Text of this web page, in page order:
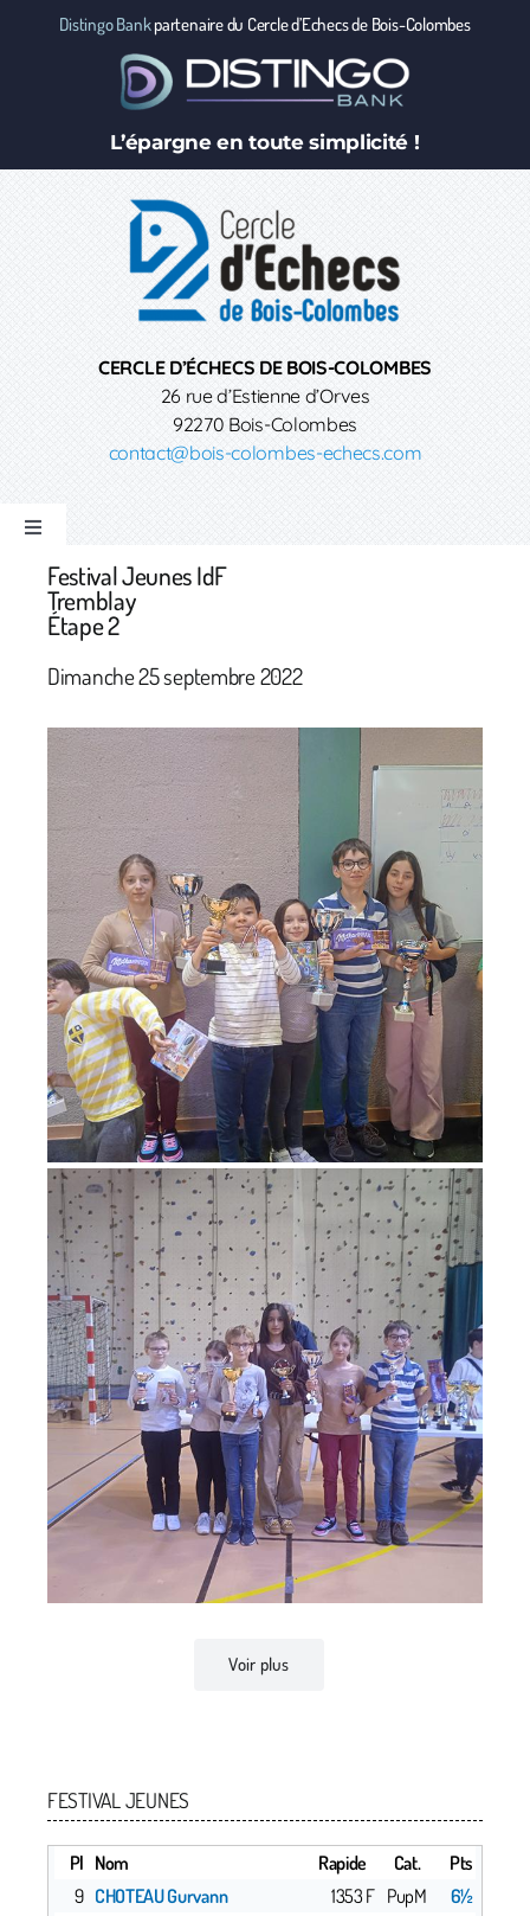
Distingo Bankpartenaire du Cercle d’Echecs de Bois-Colombes
L’épargne en toute simplicité !
CERCLE D’ÉCHECS DE BOIS-COLOMBES
26 rue d’Estienne d’Orves
92270 Bois-Colombes
contact@bois-colombes-echecs.com
Toggle
Navigation
Accueil
Le Club
Nous rejoindre
Compétitions
Tournois Pizzas
Festival Jeunes IdF
Tremblay
Étape 2
Dimanche 25 septembre 2022
Voir plus
FESTIVAL JEUNES
Pl Nom Rapide Cat.
Pts
9 CHOTEAU Gurvann 1353 F PupM
6½